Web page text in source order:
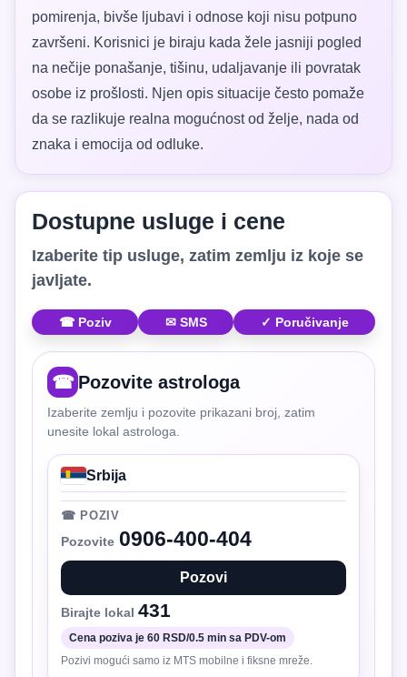
pomirenja, bivše ljubavi i odnose koji nisu potpuno
završeni. Korisnici je biraju kada žele jasniji pogled
na nečije ponašanje, tišinu, udaljavanje ili povratak
osobe iz prošlosti. Njen opis situacije često pomaže
da se razlikuje realna mogućnost od želje, nada od
znaka i emocija od odluke.
Dostupne usluge i cene
Izaberite tip usluge, zatim zemlju iz koje se
javljate.
☎ Poziv ✉ SMS ✓ Poručivanje
☎ Pozovite astrologa
Izaberite zemlju i pozovite prikazani broj, zatim
unesite lokal astrologa.
Srbija
☎ POZIV
Pozovite 0906-400-404
Pozovi
Birajte lokal 431
Cena poziva je 60 RSD/0.5 min sa PDV-om
Pozivi mogući samo iz MTS mobilne i fiksne mreže.